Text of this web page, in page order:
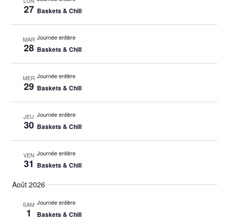
27 Baskets & Chill
MAR
28
Journée entière
Baskets & Chill
MER
29
Journée entière
Baskets & Chill
JEU
30
Journée entière
Baskets & Chill
VEN
31
Journée entière
Baskets & Chill
Août 2026
SAM
1
Journée entière
Baskets & Chill